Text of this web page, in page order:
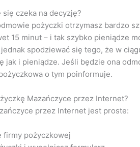
się czeka na decyzję?
pożyczki otrzymasz bardzo
15 minut – i tak szybko pieniądze
spodziewać się tego, że w
jak i pieniądze. Jeśli będzie ona
o tym poinformuje.
Mazańczyce przez Internet?
przez Internet jest proste:
firmy pożyczkowej